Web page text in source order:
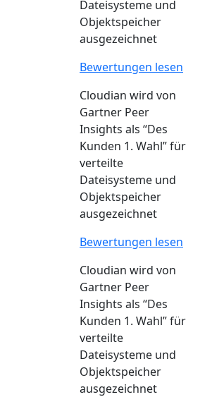
Dateisysteme und
Objektspeicher
ausgezeichnet
Bewertungen lesen
Cloudian wird von
Gartner Peer
Insights als “Des
Kunden 1. Wahl” für
verteilte
Dateisysteme und
Objektspeicher
ausgezeichnet
Bewertungen lesen
Cloudian wird von
Gartner Peer
Insights als “Des
Kunden 1. Wahl” für
verteilte
Dateisysteme und
Objektspeicher
ausgezeichnet